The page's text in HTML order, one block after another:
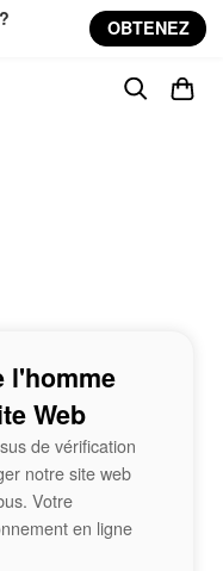
OBTENEZ
l'homme
Web
de vérification
notre site web
Votre
en ligne